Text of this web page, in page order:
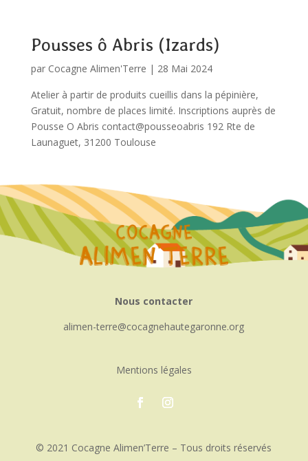
Pousses ô Abris (Izards)
par Cocagne Alimen'Terre | 28 Mai 2024
Atelier à partir de produits cueillis dans la pépinière,
Gratuit, nombre de places limité. Inscriptions auprès de
Pousse O Abris contact@pousseoabris 192 Rte de
Launaguet, 31200 Toulouse
Nous contacter
alimen-terre
cocagnehautegaronne.org
Mentions légales
© 2021 Cocagne Alimen’Terre – Tous droits réservés